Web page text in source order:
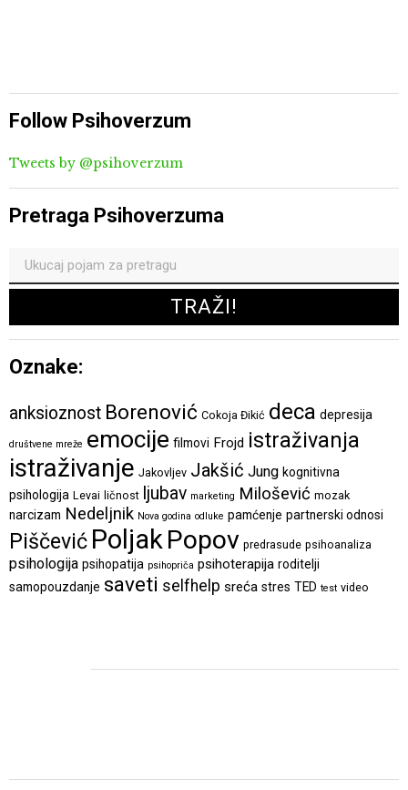
Follow Psihoverzum
Tweets by @psihoverzum
Pretraga Psihoverzuma
Oznake:
anksioznost Borenović Cokoja Đikić deca depresija
društvene mreže emocije filmovi Frojd istraživanja
istraživanje Jakovljev Jakšić Jung kognitivna
psihologija Levai ličnost ljubav marketing Milošević mozak
narcizam Nedeljnik Nova godina odluke pamćenje partnerski odnosi
Piščević PoljakPopov predrasude psihoanaliza
psihologija psihopatija psihopriča psihoterapija roditelji
samopouzdanje saveti selfhelp sreća stres TED test video